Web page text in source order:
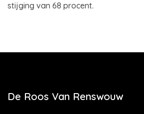
stijging van 68 procent.
De Roos Van Renswouw